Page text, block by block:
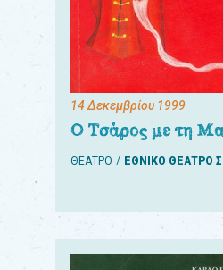
14 Δεκεμβρίου 1999
Ο Τσάρος με τη
ΘΕΑΤΡΟ ΕΘΝΙΚΟ ΘΕΑΤΡΟ